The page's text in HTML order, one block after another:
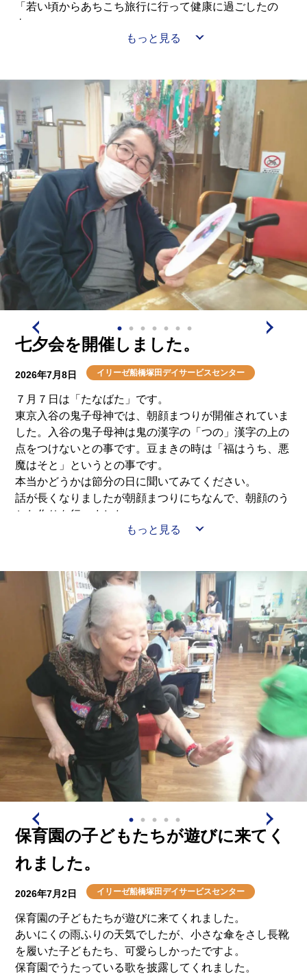
「若い頃からあちこち旅行に行って健康に過ごしたの
よ」
「毎日の散歩をしている。９０００歩くらい歩いたこと
おめでとうございます！
もっと見る
七夕会を開催しました。
2026年7月8日 イリーゼ船橋塚田デイサービスセンター
７月７日は「たなばた」です。
東京入谷の鬼子母神では、朝顔まつりが開催されていま
した。入谷の鬼子母神は鬼の漢字の「つの」漢字の上の
点をつけないとの事です。豆まきの時は「福はうち、悪
魔はそと」というとの事です。
本当かどうかは節分の日に聞いてみてください。
話が長くなりましたが朝顔まつりにちなんで、朝顔のう
ちわ作りを行いました。
完成したうちわは持ち帰っていただきました。
もっと見る
保育園の子どもたちが遊びに来てく
れました。
2026年7月2日 イリーゼ船橋塚田デイサービスセンター
保育園の子どもたちが遊びに来てくれました。
あいにくの雨ふりの天気でしたが、小さな傘をさし長靴
を履いた子どもたち、可愛らしかったですよ。
保育園でうたっている歌を披露してくれました。